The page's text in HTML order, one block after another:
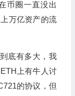
币圈一直没出
万亿资产的流
底有多大，我
上有牛人讨
的协议，但